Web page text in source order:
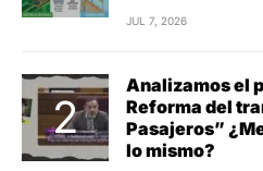
JUL 7, 2026
Analizamos el
Reforma del
Pasajeros”
lo mismo?